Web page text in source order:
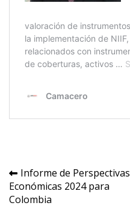
Navegación
de
Informe de Perspectivas
Económicas 2024 para
Colombia